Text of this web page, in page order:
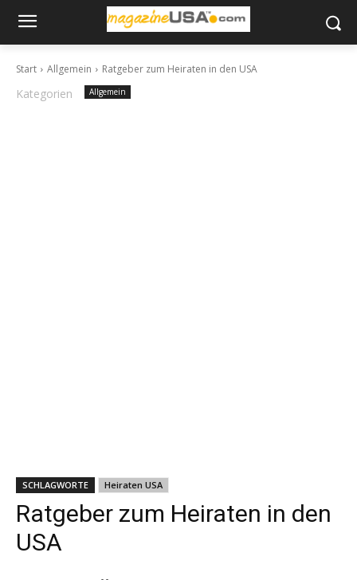
Start Allgemein Ratgeber zum Heiraten in den USA
Kategorien Allgemein
SCHLAGWORTE Heiraten USA
Ratgeber zum Heiraten in den
USA